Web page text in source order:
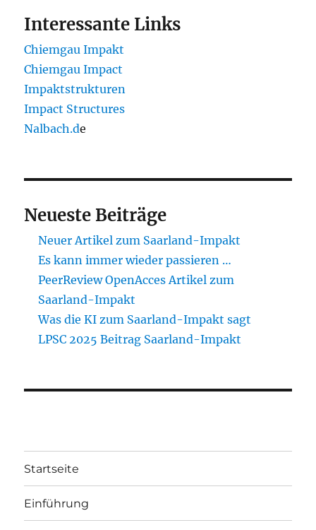
Interessante Links
Chiemgau Impakt
Chiemgau Impact
Impaktstrukturen
Impact Structures
Nalbach.de
Neueste Beiträge
Neuer Artikel zum Saarland-Impakt
Es kann immer wieder passieren …
PeerReview OpenAcces Artikel zum
Saarland-Impakt
Was die KI zum Saarland-Impakt sagt
LPSC 2025 Beitrag Saarland-Impakt
Startseite
Einführung